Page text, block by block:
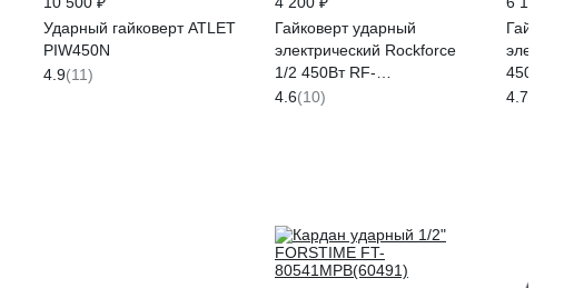
Ударный гайковерт ATLET
PIW450N
4.9(11)
Гайковерт ударный
электрический Rockforce
1/2 450Вт RF-
IW550S(65920)
4.6(10)
450Вт
4.7